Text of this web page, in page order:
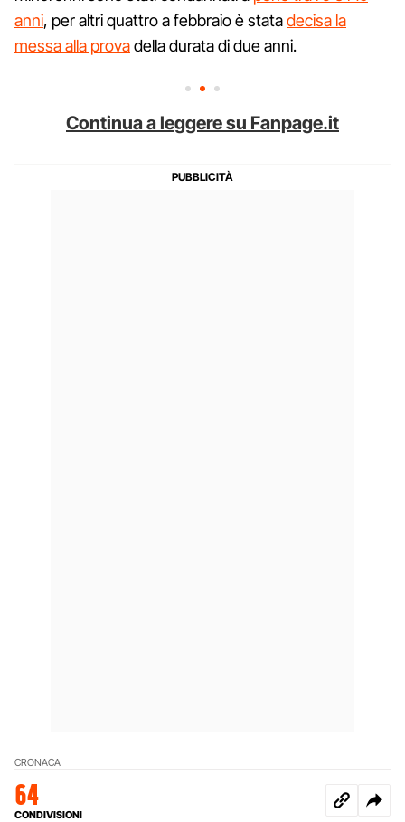
anni, per altri quattro a febbraio è statadecisa la
messa alla provadella durata di due anni.
Continua a leggere su Fanpage.it
CRONACA
64
CONDIVISIONI